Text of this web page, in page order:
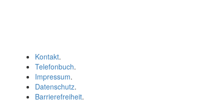
Kontakt.
Telefonbuch.
Impressum.
Datenschutz.
Barrierefreiheit.